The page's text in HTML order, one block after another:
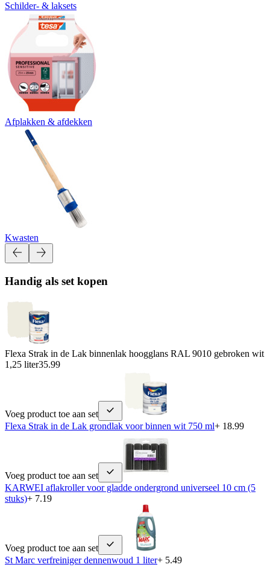
Schilder- & laksets
Afplakken & afdekken
Kwasten
Handig als set kopen
Flexa Strak in de Lak binnenlak hoogglans RAL 9010 gebroken wit
1,25 liter35.99
Voeg product toe aan set
Flexa Strak in de Lak grondlak voor binnen wit 750 ml+ 18.99
Voeg product toe aan set
KARWEI aflakroller voor gladde ondergrond universeel 10 cm (5
stuks)+ 7.19
Voeg product toe aan set
St Marc verfreiniger dennenwoud 1 liter+ 5.49